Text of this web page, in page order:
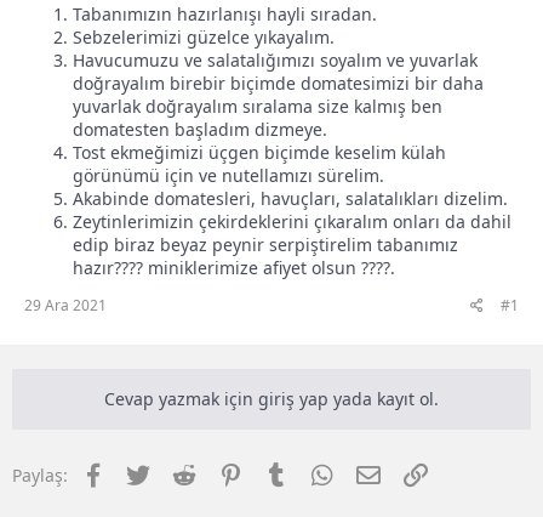
Tabanımızın hazırlanışı hayli sıradan.
Sebzelerimizi güzelce yıkayalım.
Havucumuzu ve salatalığımızı soyalım ve yuvarlak
doğrayalım birebir biçimde domatesimizi bir daha
yuvarlak doğrayalım sıralama size kalmış ben
domatesten başladım dizmeye.
Tost ekmeğimizi üçgen biçimde keselim külah
görünümü için ve nutellamızı sürelim.
Akabinde domatesleri, havuçları, salatalıkları dizelim.
Zeytinlerimizin çekirdeklerini çıkaralım onları da dahil
edip biraz beyaz peynir serpiştirelim tabanımız
hazır???? miniklerimize afiyet olsun ????.
29 Ara 2021 #1
Cevap yazmak için giriş yap yada kayıt ol.
Paylaş: Facebook
TwitterReddit PinterestTumblrWhatsApp
E-postaLink